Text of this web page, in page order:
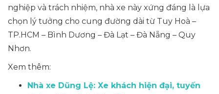
nghiệp và trách nhiệm, nhà xe này xứng đáng là lựa
chọn lý tưởng cho cung đường dài từ Tuy Hoà –
TP.HCM – Bình Dương – Đà Lạt – Đà Nẵng – Quy
Nhơn.
Xem thêm:
Nhà xe Dũng Lệ: Xe khách hiện đại, tuyến